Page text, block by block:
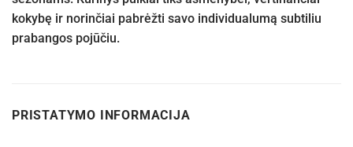
kokybę ir norinčiai pabrėžti savo individualumą subtiliu
prabangos pojūčiu.
PRISTATYMO INFORMACIJA